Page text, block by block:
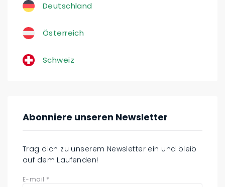
Deutschland
Österreich
Schweiz
Abonniere unseren Newsletter
Trag dich zu unserem Newsletter ein und bleib
auf dem Laufenden!
E-mail *